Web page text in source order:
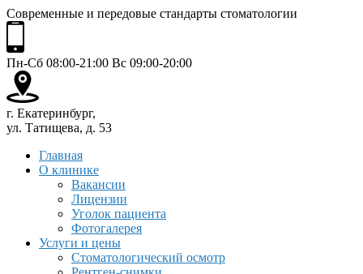
Современные и передовые стандарты стоматологии
Пн-Сб 08:00-21:00 Вс 09:00-20:00
г. Екатеринбург,
ул. Татищева, д. 53
Главная
О клинике
Вакансии
Лицензии
Уголок пациента
Фотогалерея
Услуги и цены
Стоматологический осмотр